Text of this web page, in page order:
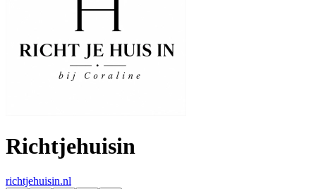
Richtjehuisin
richtjehuisin.nl